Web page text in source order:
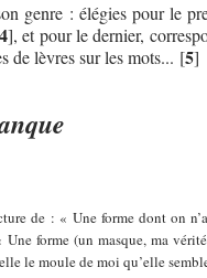
genre : élégies pour le
4], et pour le dernier,
de lèvres sur les mots... [5]
de : « Une forme dont on
forme (un masque, ma
le moule de moi qu’elle